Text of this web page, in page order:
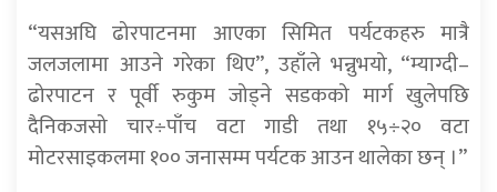
“यसअघि ढोरपाटनमा आएका सिमित पर्यटकहरु मात्रै
जलजलामा आउने गरेका थिए”, उहाँले भन्नुभयो, “म्याग्दी–
ढोरपाटन र पूर्वी रुकुम जोड्ने सडकको मार्ग खुलेपछि
दैनिकजसो चार÷पाँच वटा गाडी तथा १५÷२० वटा
मोटरसाइकलमा १०० जनासम्म पर्यटक आउन थालेका छन् ।”